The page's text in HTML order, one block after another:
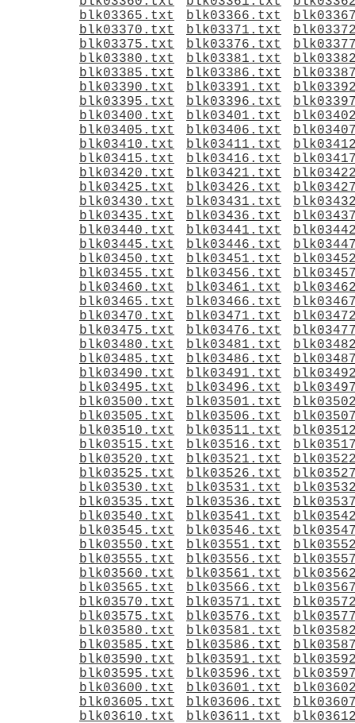
blk03365.txt
blk03366.txt
blk03370.txt
blk03371.txt
blk03375.txt
blk03376.txt
blk03380.txt
blk03381.txt
blk03385.txt
blk03386.txt
blk03390.txt
blk03391.txt
blk03395.txt
blk03396.txt
blk03400.txt
blk03401.txt
blk03405.txt
blk03406.txt
blk03410.txt
blk03411.txt
blk03415.txt
blk03416.txt
blk03420.txt
blk03421.txt
blk03425.txt
blk03426.txt
blk03430.txt
blk03431.txt
blk03435.txt
blk03436.txt
blk03440.txt
blk03441.txt
blk03445.txt
blk03446.txt
blk03450.txt
blk03451.txt
blk03455.txt
blk03456.txt
blk03460.txt
blk03461.txt
blk03465.txt
blk03466.txt
blk03470.txt
blk03471.txt
blk03475.txt
blk03476.txt
blk03480.txt
blk03481.txt
blk03485.txt
blk03486.txt
blk03490.txt
blk03491.txt
blk03495.txt
blk03496.txt
blk03500.txt
blk03501.txt
blk03505.txt
blk03506.txt
blk03510.txt
blk03511.txt
blk03515.txt
blk03516.txt
blk03520.txt
blk03521.txt
blk03525.txt
blk03526.txt
blk03530.txt
blk03531.txt
blk03535.txt
blk03536.txt
blk03540.txt
blk03541.txt
blk03545.txt
blk03546.txt
blk03550.txt
blk03551.txt
blk03555.txt
blk03556.txt
blk03560.txt
blk03561.txt
blk03565.txt
blk03566.txt
blk03570.txt
blk03571.txt
blk03575.txt
blk03576.txt
blk03580.txt
blk03581.txt
blk03585.txt
blk03586.txt
blk03590.txt
blk03591.txt
blk03595.txt
blk03596.txt
blk03600.txt
blk03601.txt
blk03605.txt
blk03606.txt
blk03610.txt
blk03611.txt